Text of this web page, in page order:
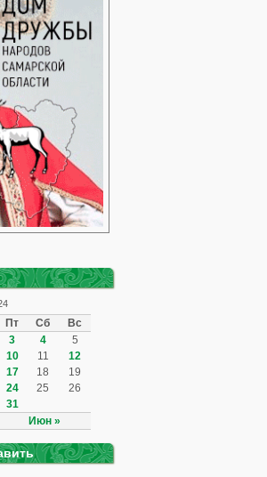
Пт Сб Вс
Июн »
3 4
5
10 11
12
17 18
19
24 25
26
31